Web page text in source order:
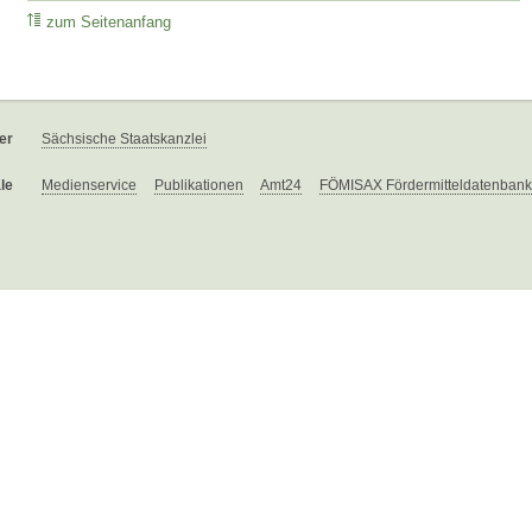
zum Seitenanfang
Sächsische Staatskanzlei
Medienservice Publikationen Amt24 FÖMISAX Fördermitteldatenbank